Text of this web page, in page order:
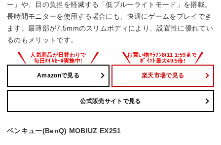
ー」や、目の負担を軽減する「低ブルーライトモード」を搭載。
長時間モニターを使用する場合にも、快適にゲームをプレイでき
ます。最薄部が7.5mmのスリムボディにより、設置性に優れてい
るのもメリットです。
Amazonで見る 楽天市場で見る
公式販売サイトで見る
ベンキュー(BenQ) MOBIUZ EX251